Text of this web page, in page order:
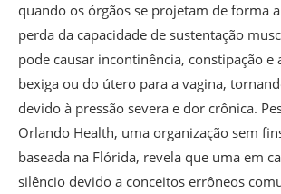
quando os órgãos se projetam de forma
perda da capacidade de sustentação
pode causar incontinência, constipação e
bexiga ou do útero para a vagina,
devido à pressão severa e dor crônica.
Orlando Health, uma organização sem
baseada na Flórida, revela que uma em
silêncio devido a conceitos errôneos